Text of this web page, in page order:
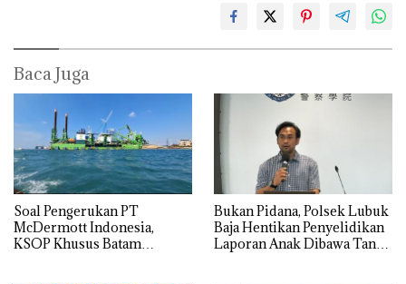
Baca Juga
‎Soal Pengerukan PT
McDermott Indonesia,
KSOP Khusus Batam
Bukan Pidana, Polsek Lubuk
Baja Hentikan Penyelidikan
Laporan Anak Dibawa Tanpa